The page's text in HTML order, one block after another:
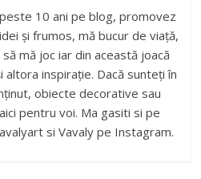
10 ani pe blog, promovez
și frumos, mă bucur de viață,
să mă joc iar din această joacă
altora inspirație. Dacă sunteți în
obiecte decorative sau
pentru voi. Ma gasiti si pe
si Vavaly pe Instagram.